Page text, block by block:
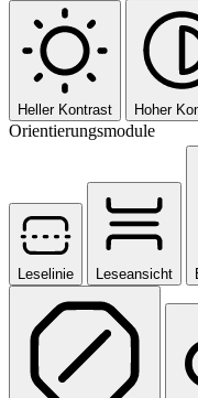
Heller Kontrast Hoher
Orientierungsmodule
Leselinie Leseansicht